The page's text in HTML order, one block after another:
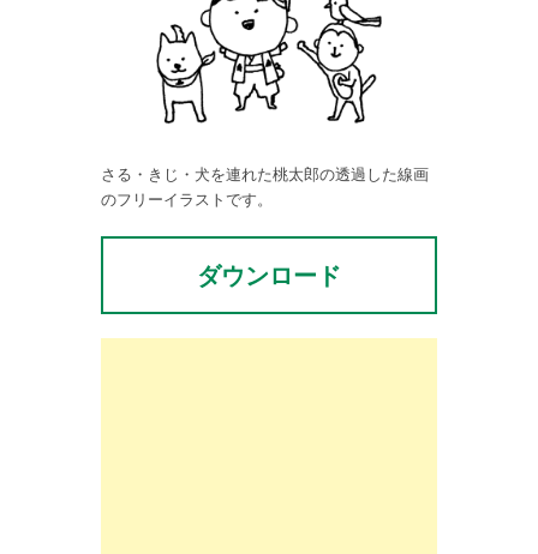
さる・きじ・犬を連れた桃太郎の透過した線画
のフリーイラストです。
ダウンロード